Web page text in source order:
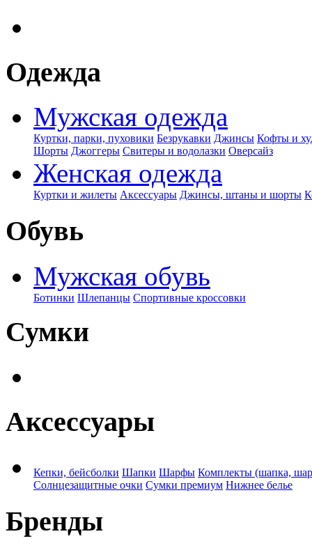
Одежда
Мужская одежда
Куртки, парки, пуховики Безрукавки Джинсы Кофты и
Шорты Джоггеры Свитеры и водолазки Оверсайз
Женская одежда
Куртки и жилеты Аксессуары Джинсы, штаны и шорты
Обувь
Мужская обувь
Ботинки Шлепанцы Спортивные кроссовки
Сумки
Аксессуары
Кепки, бейсболки Шапки Шарфы Комплекты (шапка,
Солнцезащитные очки Сумки премиум Нижнее белье
Бренды